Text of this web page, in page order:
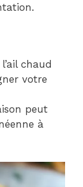
chaud
votre
peut
à